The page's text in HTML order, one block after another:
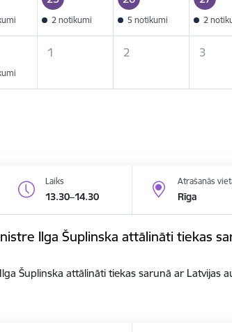
2 notikumi 5 notikumi 2
1 2 3
Laiks
13.30–14.30
Atrašanās
Rīga
Ilga Šuplinska attālināti tiekas
Šuplinska attālināti tiekas sarunā ar Latvijas